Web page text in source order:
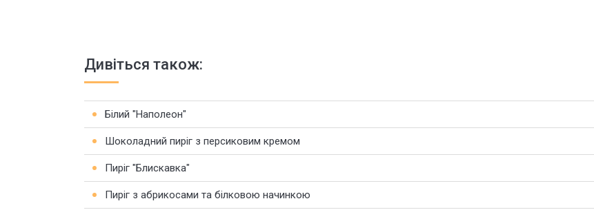
Дивіться також:
Білий "Наполеон"
Шоколадний пиріг з персиковим кремом
Пиріг "Блискавка"
Пиріг з абрикосами та білковою начинкою